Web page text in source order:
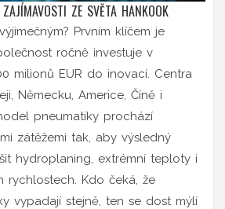
ZE SVĚTA HANKOOK
Prvním klíčem je
ročně investuje v
milionů EUR do inovací. Centra
Německu, Americe, Číně i
pneumatiky prochází
zátěžemi tak, aby výsledný
hydroplaning, extrémní teploty i
rychlostech. Kdo čeká, že
vypadají stejně, ten se dost mýlí